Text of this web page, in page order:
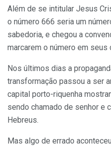
Além de se intitular Jesus
o número 666 seria um
sabedoria, e chegou a
marcarem o número em seus
Nos últimos dias a
transformação passou a ser
capital porto-riquenha
sendo chamado de senhor e
Hebreus.
Mas algo de errado